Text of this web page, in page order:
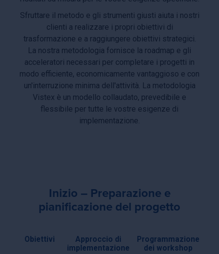
Sfruttare il metodo e gli strumenti giusti aiuta i nostri
clienti a realizzare i propri obiettivi di
trasformazione e a raggiungere obiettivi strategici.
La nostra metodologia fornisce la roadmap e gli
acceleratori necessari per completare i progetti in
modo efficiente, economicamente vantaggioso e con
un'interruzione minima dell'attività. La metodologia
Vistex è un modello collaudato, prevedibile e
flessibile per tutte le vostre esigenze di
implementazione.
Inizio – Preparazione e
pianificazione del progetto
Obiettivi
Approccio di
implementazione
Programmazione
dei workshop